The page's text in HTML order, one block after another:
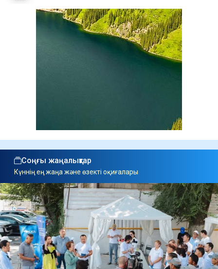
Соңғы жаңалықтар
Күннің ең жаңа және өзекті оқиғалары